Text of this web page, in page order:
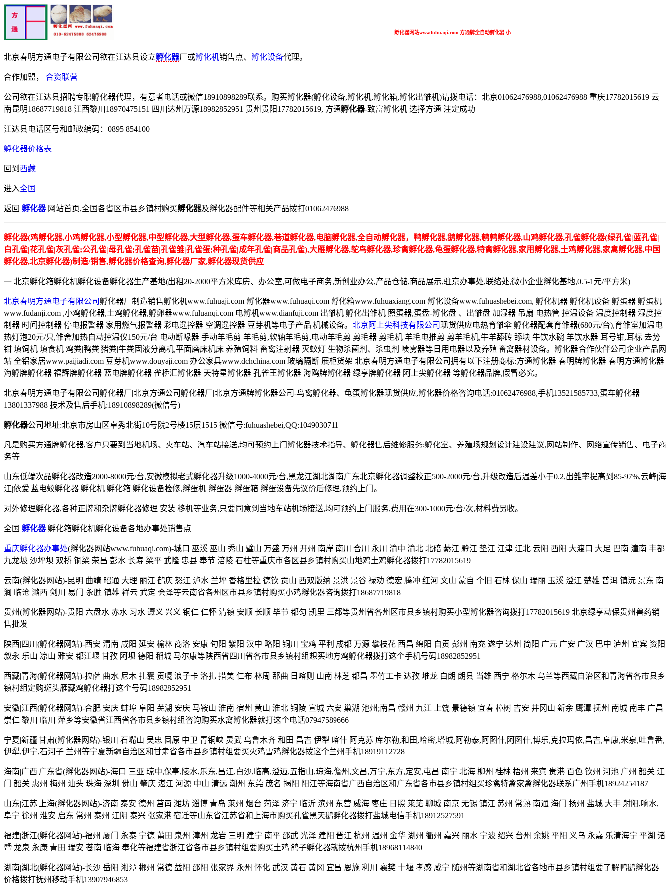
孵化器网站www.fuhuaqi.com 方通牌全自动孵化器 小型孵化器 小鸡孵化器 大型孵化器 孔雀孵化器 鸵鸟孵化器 家禽孵化器 孵化
北京春明方通电子有限公司欲在江达县设立孵化器厂或孵化机销售点、 孵化设备代理。
合作加盟， 合资联营
公司欲在江达县招聘专职孵化器代理，有意者电话或微信18910898289联系。购买孵化器(孵化设备,孵化机,孵化箱,孵化出雏机)请拨电话：北京01062476988,01062476988 重庆17782015619 云
南昆明18687719818 江西黎川18970475151 四川达州万源18982852951 贵州贵阳17782015619, 方通孵化器-致富孵化机 选择方通 注定成功
江达县电话区号和邮政编码：0895 854100
孵化器价格表
回到 西藏
进入全国
返回 孵化器网站首页,全国各省区市县乡镇村购买孵化器及孵化器配件等相关产品拨打01062476988
孵化器(鸡孵化器,小鸡孵化器,小型孵化器,中型孵化器,大型孵化器,蛋车孵化器,巷道孵化器,电脑孵化器,全自动孵化器，鸭孵化器,鹅孵化器,鹌鹑孵化器,山鸡孵化器,孔雀孵化器(绿孔雀|蓝孔雀|
白孔雀|花孔雀|灰孔雀;公孔雀|母孔雀;孔雀苗|孔雀雏|孔雀蛋;种孔雀|成年孔雀|商品孔雀),大雁孵化器,鸵鸟孵化器,珍禽孵化器,龟蛋孵化器,特禽孵化器,家用孵化器,土鸡孵化器,家禽孵化器,中国
孵化器,北京孵化器)制造/销售,孵化器价格查询,孵化器厂家,孵化器现货供应
一 北京孵化箱孵化机孵化设备孵化器生产基地(出租20-2000平方米库房、办公室,可做电子商务,新创业办公,产品仓储,商品展示,驻京办事处,联络处,微小企业孵化基地,0.5-1元/平方米)
北京春明方通电子有限公司 孵化器厂制造销售孵化机www.fuhuaji.com 孵化器www.fuhuaqi.com 孵化箱www.fuhuaxiang.com 孵化设备www.fuhuashebei.com, 孵化机器 孵化机设备 孵蛋器 孵蛋机
www.fudanji.com ,小鸡孵化器,土鸡孵化器,孵卵器www.fuluanqi.com 电孵机www.dianfuji.com 出雏机 孵化出雏机 照蛋器,蛋盘-孵化盘 、出雏盘 加湿器 吊扇 电热管 控温设备 温度控制器 湿度控
制器 时间控制器 停电报警器 家用燃气报警器 彩电遥控器 空调遥控器 豆芽机等电子产品|机械设备。 北京阿上尖科技有限公司现货供应电热育雏伞 孵化器配套育雏器(680元/台),育雏室加温电
热灯泡20元/只,雏舍加热自动控温仪150元/台 电动断喙器 手动羊毛剪 羊毛剪,软轴羊毛剪,电动羊毛剪 剪毛器 剪毛机 羊毛电推剪 剪羊毛机,牛羊舔砖 舔块 牛饮水碗 羊饮水器 耳号钳,耳标 去势
钳 填饲机 填食机 鸡粪|鸭粪|猪粪|牛粪固液分离机,平面磨床机床 养殖饲料 畜禽注射器 灭蚊灯 生物杀菌剂、杀虫剂 喷雾器等日用电器以及养殖|畜禽器材设备。孵化器合作伙伴公司企业产品网
站 全铝家居www.paijiadi.com 豆芽机www.douyaji.com 办公家具www.dchchina.com 玻璃隔断 展柜货架 北京春明方通电子有限公司拥有以下注册商标:方通孵化器 春明牌孵化器 春明方通孵化器
海孵牌孵化器 福辉牌孵化器 蓝电牌孵化器 雀桥汇孵化器 天特星孵化器 孔雀王孵化器 海鸥牌孵化器 绿亨牌孵化器 阿上尖孵化器 等孵化器品牌,假冒必究。
北京春明方通电子有限公司孵化器厂|北京方通公司孵化器厂|北京方通牌孵化器公司-鸟禽孵化器、龟蛋孵化器现货供应,孵化器价格咨询电话:01062476988,手机13521585733,蛋车孵化器
13801337988 技术及售后手机:18910898289(微信号)
孵化器公司地址:北京市房山区卓秀北街10号院2号楼15层1515 微信号:fuhuashebei,QQ:1049030711
凡是购买方通牌孵化器,客户只要到当地机场、火车站、汽车站接送,均可预约上门孵化器技术指导、孵化器售后维修服务;孵化室、养殖场规划设计建设建议,网站制作、网络宣传销售、电子商
务等
山东低端次品孵化器改造2000-8000元/台,安徽模拟老式孵化器升级1000-4000元/台,黑龙江湖北湖南广东北京孵化器调整校正500-2000元/台,升级改造后温差小于0.2,出雏率提高到85-97%,云峰|海
江|依爱|蓝电蛟孵化器 孵化机 孵化箱 孵化设备检修,孵蛋机 孵蛋器 孵蛋箱 孵蛋设备先议价后修理,预约上门。
对外修理孵化器,各种正牌和杂牌孵化器修理 安装 移机等业务,只要同意到当地车站机场接送,均可预约上门服务,费用在300-1000元/台/次,材料费另收。
全国 孵化器孵化箱孵化机孵化设备各地办事处销售点
重庆孵化器办事处(孵化器网站www.fuhuaqi.com)-城口 巫溪 巫山 秀山 璧山 万盛 万州 开州 南岸 南川 合川 永川 渝中 渝北 北碚 綦江 黔江 垫江 江津 江北 云阳 酉阳 大渡口 大足 巴南 潼南 丰都
九龙坡 沙坪坝 双桥 铜梁 荣昌 彭水 长寿 梁平 武隆 忠县 奉节 涪陵 石柱等重庆市各区县乡镇村购买山地鸡土鸡孵化器拨打17782015619
云南(孵化器网站)-昆明 曲靖 昭通 大理 丽江 鹤庆 怒江 泸水 兰坪 香格里拉 德钦 贡山 西双版纳 景洪 景谷 禄劝 德宏 腾冲 红河 文山 蒙自 个旧 石林 保山 瑞丽 玉溪 澄江 楚雄 普洱 镇沅 景东 南
涧 临沧 潞西 剑川 易门 永胜 镇雄 祥云 武定 会泽等云南省各州区市县乡镇村购买小鸡孵化器咨询拨打18687719818
贵州(孵化器网站)-贵阳 六盘水 赤水 习水 遵义 兴义 铜仁 仁怀 清镇 安顺 长顺 毕节 都匀 凯里 三都等贵州省各州区市县乡镇村购买小型孵化器咨询拨打17782015619 北京绿亨动保贵州兽药销
售批发
陕西|四川(孵化器网站)-西安 渭南 咸阳 延安 榆林 商洛 安康 旬阳 紫阳 汉中 略阳 铜川 宝鸡 平利 成都 万源 攀枝花 西昌 绵阳 自贡 彭州 南充 遂宁 达州 简阳 广元 广安 广汉 巴中 泸州 宜宾 资阳
叙永 乐山 凉山 雅安 都江堰 甘孜 阿坝 德阳 稻城 马尔康等陕西省四川省各市县乡镇村组想买地方鸡孵化器拨打这个手机号码18982852951
西藏|青海(孵化器网站)-拉萨 曲水 尼木 扎囊 贡嘎 浪子卡 洛扎 措美 仁布 林周 那曲 日喀则 山南 林芝 都昌 墨竹工卡 达孜 堆龙 白朗 朗县 当雄 西宁 格尔木 乌兰等西藏自治区和青海省各市县乡
镇村组定购斑头雁藏鸡孵化器打这个号码18982852951
安徽|江西(孵化器网站)-合肥 安庆 蚌埠 阜阳 芜湖 安庆 马鞍山 淮南 宿州 黄山 淮北 铜陵 宣城 六安 巢湖 池州;南昌 赣州 九江 上饶 景德镇 宜春 樟树 吉安 井冈山 新余 鹰潭 抚州 南城 南丰 广昌
崇仁 黎川 临川 萍乡等安徽省江西省各市县乡镇村组咨询购买水禽孵化器就打这个电话07947589666
宁夏|新疆|甘肃(孵化器网站)-银川 石嘴山 吴忠 固原 中卫 青铜峡 灵武 乌鲁木齐 和田 昌吉 伊犁 喀什 阿克苏 库尔勒,和田,哈密,塔城,阿勒泰,阿图什,阿图什,博乐,克拉玛依,昌吉,阜康,米泉,吐鲁番,
伊犁,伊宁,石河子 兰州等宁夏新疆自治区和甘肃省各市县乡镇村组要买火鸡雪鸡孵化器拨这个兰州手机18919112728
海南|广西|广东省(孵化器网站)-海口 三亚 琼中,保亭,陵水,乐东,昌江,白沙,临高,澄迈,五指山,琼海,儋州,文昌,万宁,东方,定安,屯昌 南宁 北海 柳州 桂林 梧州 来宾 贵港 百色 钦州 河池 广州 韶关 江
门 韶关 惠州 梅州 汕头 珠海 深圳 佛山 肇庆 湛江 河源 中山 清远 潮州 东莞 茂名 揭阳 阳江等海南省广西自治区和广东省各市县乡镇村组买珍禽特禽家禽孵化器联系广州手机18924254187
山东|江苏|上海(孵化器网站)-济南 泰安 德州 莒南 潍坊 淄博 青岛 莱州 烟台 菏泽 济宁 临沂 滨州 东营 威海 枣庄 日照 莱芜 聊城 南京 无锡 镇江 苏州 常熟 南通 海门 扬州 盐城 大丰 射阳,响水,
阜宁 徐州 淮安 启东 常州 泰州 江阴 泰兴 张家港 宿迁等山东省江苏省和上海市购买孔雀黑天鹅孵化器拨打盐城电信手机18912527591
福建|浙江(孵化器网站)-福州 厦门 永泰 宁德 莆田 泉州 漳州 龙岩 三明 建宁 南平 邵武 光泽 建阳 晋江 杭州 温州 金华 湖州 衢州 嘉兴 丽水 宁波 绍兴 台州 余姚 平阳 义乌 永嘉 乐清海宁 平湖 诸
暨 龙泉 永康 青田 瑞安 苍南 临海 奉化等福建省浙江省各市县乡镇村组要购买土鸡|鸽子孵化器就拨杭州手机18968114840
湖南|湖北(孵化器网站)-长沙 岳阳 湘潭 郴州 常德 益阳 邵阳 张家界 永州 怀化 武汉 黄石 黄冈 宜昌 恩施 利川 襄樊 十堰 孝感 咸宁 随州等湖南省和湖北省各地市县乡镇村组要了解鸭鹅孵化器
价格拨打抚州移动手机13907946853